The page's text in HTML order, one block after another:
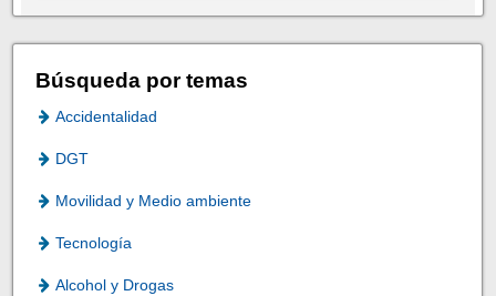
Búsqueda por temas
Accidentalidad
DGT
Movilidad y Medio ambiente
Tecnología
Alcohol y Drogas